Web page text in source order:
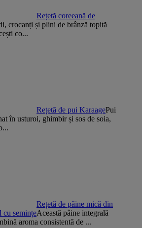
Rețetă coreeană de
crocanți și plini de brânză topită
co...
Rețetă de pui KaraagePui
în usturoi, ghimbir și sos de soia,
Rețetă de pâine mică din
cu semințeAceastă pâine integrală
aroma consistentă de ...